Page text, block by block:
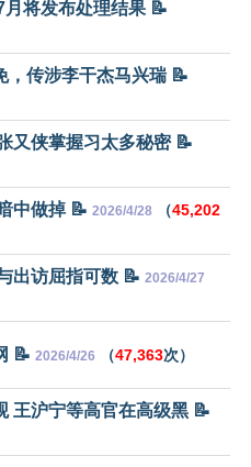
将发布处理结果 📝
，传涉李干杰马兴瑞 📝
又侠掌握习太多秘密 📝
中做掉 📝 2026/4/28 （45,202
出访屈指可数 📝 2026/4/27
📝 2026/4/26 （47,363次）
王沪宁等高官在高级黑 📝